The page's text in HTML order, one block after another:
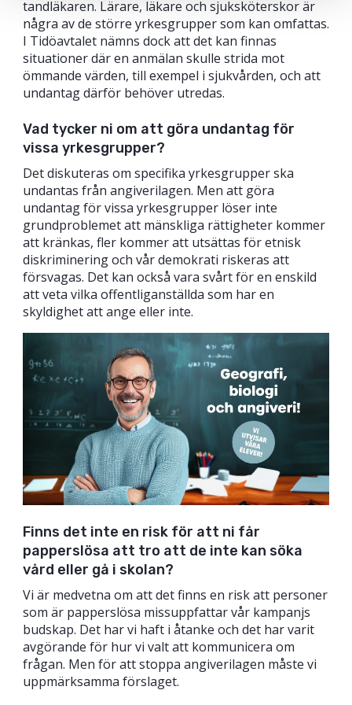
tandläkaren. Lärare, läkare och sjuksköterskor är
några av de större yrkesgrupper som kan omfattas.
I Tidöavtalet nämns dock att det kan finnas
situationer där en anmälan skulle strida mot
ömmande värden, till exempel i sjukvården, och att
undantag därför behöver utredas.
Vad tycker ni om att göra undantag för
vissa yrkesgrupper?
Det diskuteras om specifika yrkesgrupper ska
undantas från angiverilagen. Men att göra
undantag för vissa yrkesgrupper löser inte
grundproblemet att mänskliga rättigheter kommer
att kränkas, fler kommer att utsättas för etnisk
diskriminering och vår demokrati riskeras att
försvagas. Det kan också vara svårt för en enskild
att veta vilka offentliganställda som har en
skyldighet att ange eller inte.
Finns det inte en risk för att ni får
papperslösa att tro att de inte kan söka
vård eller gå i skolan?
Vi är medvetna om att det finns en risk att personer
som är papperslösa missuppfattar vår kampanjs
budskap. Det har vi haft i åtanke och det har varit
avgörande för hur vi valt att kommunicera om
frågan. Men för att stoppa angiverilagen måste vi
uppmärksamma förslaget.